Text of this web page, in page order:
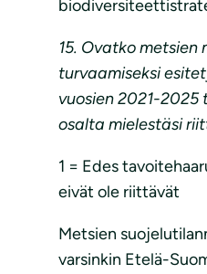
15. Ovatko metsien
turvaamiseksi
vuosien 2021-
osalta mielestäsi
1 = Edes
eivät ole riittävät
Metsien
varsinkin Etelä-